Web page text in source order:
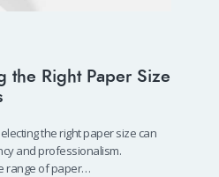
the Right Paper Size
the right paper size can
and professionalism.
range of paper…